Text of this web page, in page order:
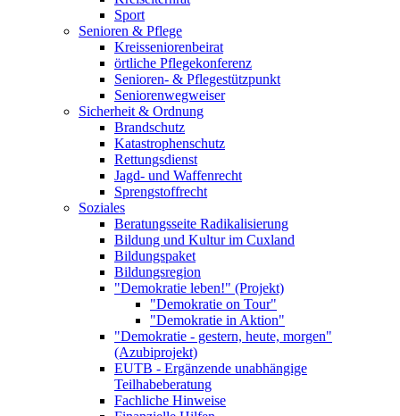
Sport
Senioren & Pflege
Kreisseniorenbeirat
örtliche Pflegekonferenz
Senioren- & Pflegestützpunkt
Seniorenwegweiser
Sicherheit & Ordnung
Brandschutz
Katastrophenschutz
Rettungsdienst
Jagd- und Waffenrecht
Sprengstoffrecht
Soziales
Beratungsseite Radikalisierung
Bildung und Kultur im Cuxland
Bildungspaket
Bildungsregion
"Demokratie leben!" (Projekt)
"Demokratie on Tour"
"Demokratie in Aktion"
"Demokratie - gestern, heute, morgen"
(Azubiprojekt)
EUTB - Ergänzende unabhängige
Teilhabeberatung
Fachliche Hinweise